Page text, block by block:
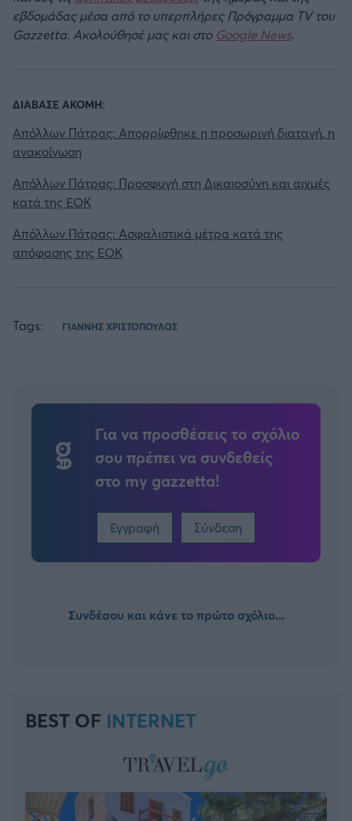
εβδομάδας μέσα από το υπερπλήρες Πρόγραμμα TV του
Gazzetta. Ακολούθησέ μας και στο Google News.
ΔΙΑΒΑΣΕ ΑΚΟΜΗ:
Απόλλων Πάτρας: Απορρίφθηκε η προσωρινή διαταγή, η
ανακοίνωση
Απόλλων Πάτρας: Προσφυγή στη Δικαιοσύνη και αιχμές
κατά της ΕΟΚ
Απόλλων Πάτρας: Ασφαλιστικά μέτρα κατά της
απόφασης της ΕΟΚ
Tags: ΓΙΑΝΝΗΣ ΧΡΙΣΤΟΠΟΥΛΟΣ
Για να προσθέσεις το σχόλιο
σου πρέπει να συνδεθείς
στο my gazzetta!
Εγγραφή Σύνδεση
Συνδέσου και κάνε το πρώτο σχόλιο...
BEST OF INTERNET